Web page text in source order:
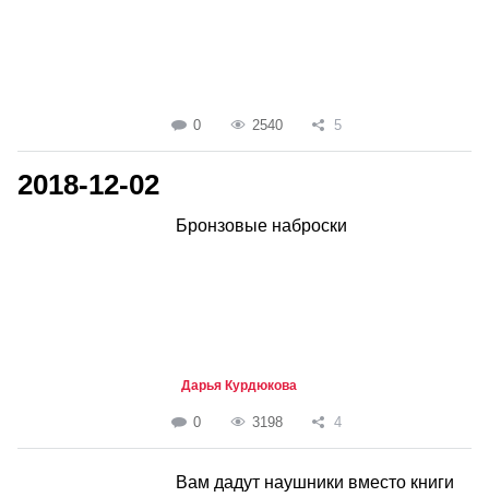
0 2540 5
2018-12-02
Бронзовые наброски
Дарья Курдюкова
0 3198 4
Вам дадут наушники вместо книги